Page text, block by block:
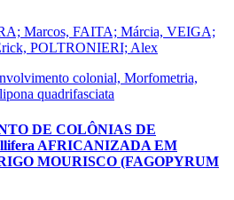
Marcos, FAITA; Márcia, VEIGA;
POLTRONIERI; Alex
colonial, Morfometria,
quadrifasciata
DE COLÔNIAS DE
AFRICANIZADA EM
MOURISCO (FAGOPYRUM